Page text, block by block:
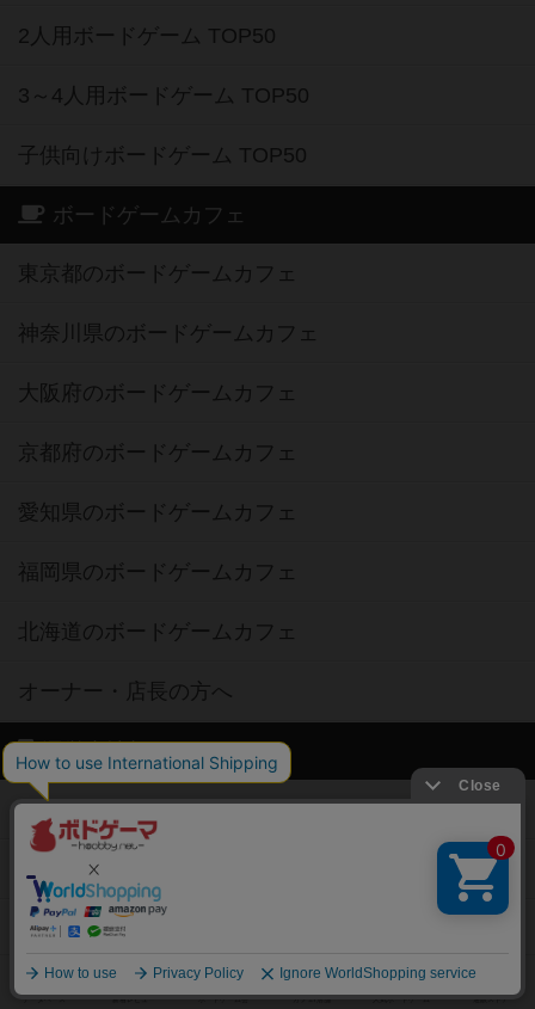
2人用ボードゲーム TOP50
3～4人用ボードゲーム TOP50
子供向けボードゲーム TOP50
ボードゲームカフェ
東京都のボードゲームカフェ
神奈川県のボードゲームカフェ
大阪府のボードゲームカフェ
京都府のボードゲームカフェ
愛知県のボードゲームカフェ
福岡県のボードゲームカフェ
北海道のボードゲームカフェ
オーナー・店長の方へ
運営者情報
ご利用規約
個人情報保護方針
特定商取引法に基づく表記
お問い合わせ